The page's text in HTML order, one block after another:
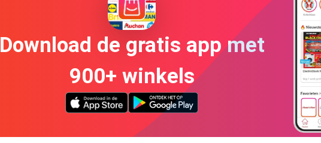
Download de gratis app met
900+ winkels